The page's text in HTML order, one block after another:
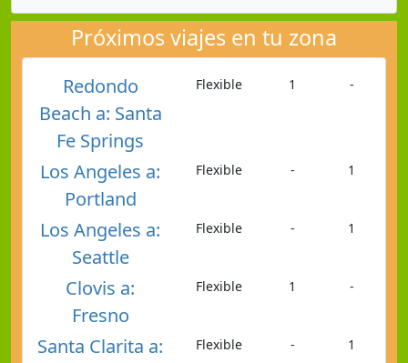
Próximos viajes en tu zona
Redondo
Beach a: Santa
Fe Springs
Flexible 1 -
Los Angeles a:
Portland
Flexible - 1
Los Angeles a:
Seattle
Flexible - 1
Clovis a:
Fresno
Flexible 1 -
Santa Clarita a:
Flexible - 1